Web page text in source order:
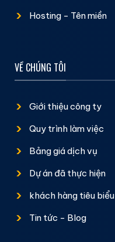
Hosting - Tên miền
VỀ CHÚNG TÔI
Giới thiệu công ty
Quy trình làm việc
Bảng giá dịch vụ
Dự án đã thực hiện
khách hàng tiêu biểu
Tin tức - Blog